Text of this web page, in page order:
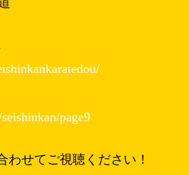
page9
わせてご視聴ください！